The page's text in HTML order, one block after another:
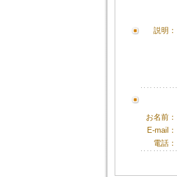
説明：
お名前：
E-mail：
電話：